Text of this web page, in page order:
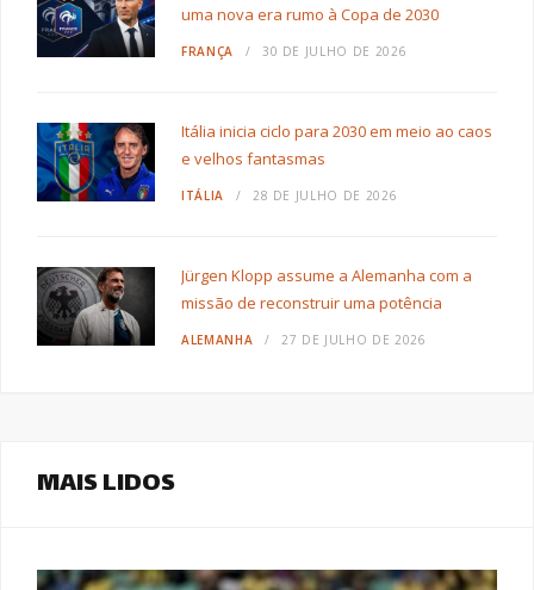
uma nova era rumo à Copa de 2030
FRANÇA 30 DE JULHO DE 2026
Itália inicia ciclo para 2030 em meio ao caos
e velhos fantasmas
ITÁLIA 28 DE JULHO DE 2026
Jürgen Klopp assume a Alemanha com a
missão de reconstruir uma potência
ALEMANHA 27 DE JULHO DE 2026
MAIS LIDOS